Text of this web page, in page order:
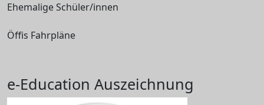
Ehemalige Schüler/innen
Öffis Fahrpläne
e-Education Auszeichnung